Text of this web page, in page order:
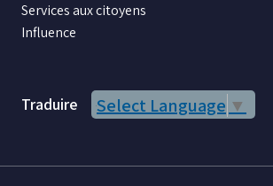
Services aux citoyens
Influence
Traduire Select Language ▼